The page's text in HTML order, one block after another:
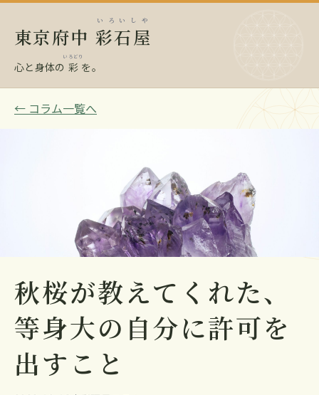
東京府中 彩石屋
いろいしや
心と身体の 彩
いろどり
を。
← コラム一覧へ
秋桜が教えてくれた、
等身大の自分に許可を
出すこと